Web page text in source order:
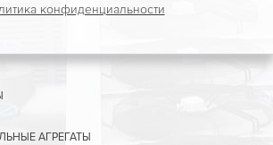
конфиденциальности
АГРЕГАТЫ